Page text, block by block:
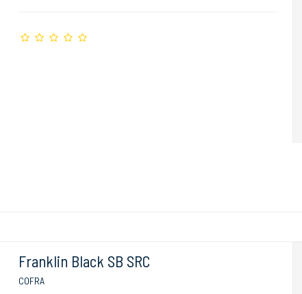
Franklin Black SB SRC
COFRA